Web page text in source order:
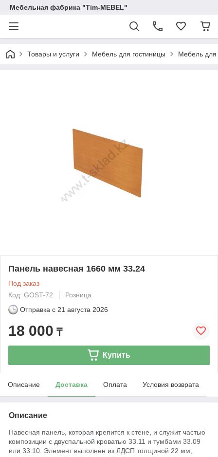
Мебельная фабрика "Tim-MEBEL"
Товары и услуги Мебель для гостиницы Мебель для
Панель навесная 1660 мм 33.24
Под заказ
Код: GOST-72
Розница
Отправка с 21 августа 2026
18 000 ₸
Купить
Описание Доставка Оплата Условия возврата
Описание
Навесная панель, которая крепится к стене, и служит частью
композиции с двуспальной кроватью 33.11 и тумбами 33.09
или 33.10. Элемент выполнен из ЛДСП толщиной 22 мм,